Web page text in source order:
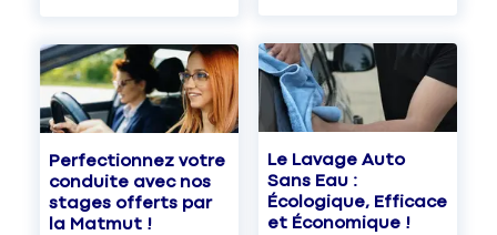
Perfectionnez votre
conduite avec nos
stages offerts par
la Matmut !
Le Lavage Auto
Sans Eau :
Écologique, Efficace
et Économique !